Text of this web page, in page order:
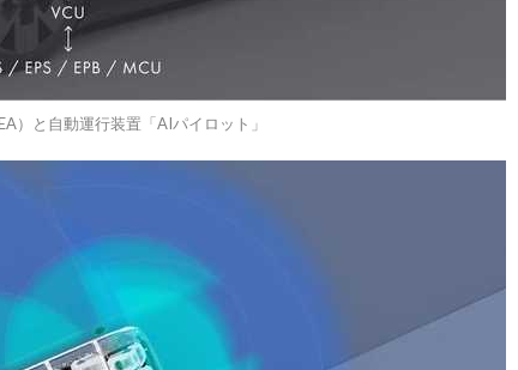
）と自動運行装置「AIパイロット」